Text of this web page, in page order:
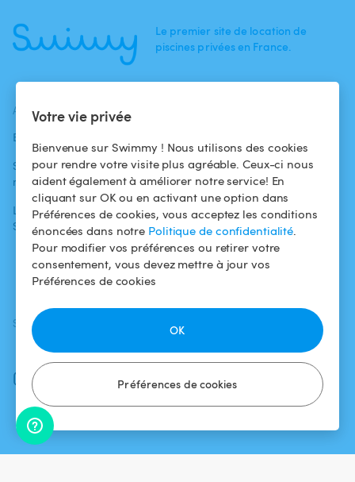
Votre vie privée
Bienvenue sur Swimmy ! Nous utilisons des cookies
pour rendre votre visite plus agréable. Ceux-ci nous
aident également à améliorer notre service! En
cliquant sur OK ou en activant une option dans
Préférences de cookies, vous acceptez les conditions
énoncées dans notre Politique de confidentialité.
Pour modifier vos préférences ou retirer votre
consentement, vous devez mettre à jour vos
Préférences de cookies
Préférences de cookies
OK
Le premier site de location de
piscines privées en France.
ACTUALITÉS
Blog
Swimmy dans les
médias
L'aventure
Swimmy
baigneurs
Pour les
propriétaires
Louer ma piscine
Comment ça
marche ?
Conditions
d'utilisation
Politique de
confidentialité
Mentions légales
SUIVEZ-NOUS
Facebook
Instagram